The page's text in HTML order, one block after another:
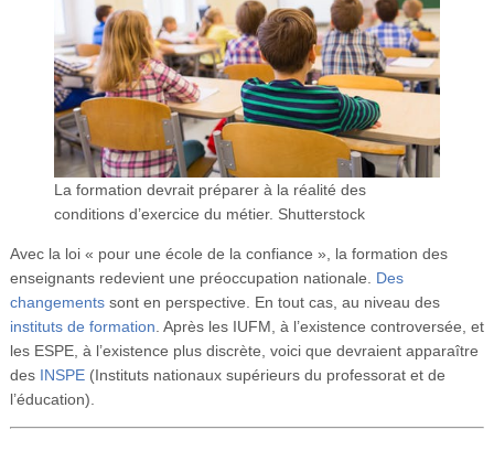
Se connecter
La formation devrait préparer à la réalité des
conditions d’exercice du métier. Shutterstock
Avec la loi « pour une école de la confiance », la formation des
enseignants redevient une préoccupation nationale. Des
changementssont en perspective. En tout cas, au niveau des
instituts de formation . Après les IUFM, à l’existence controversée, et
les ESPE, à l’existence plus discrète, voici que devraient apparaître
des INSPE(Instituts nationaux supérieurs du professorat et de
l’éducation).